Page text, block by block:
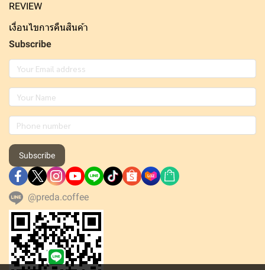
REVIEW
เงื่อนไขการคืนสินค้า
Subscribe
Subscribe
@preda.coffee